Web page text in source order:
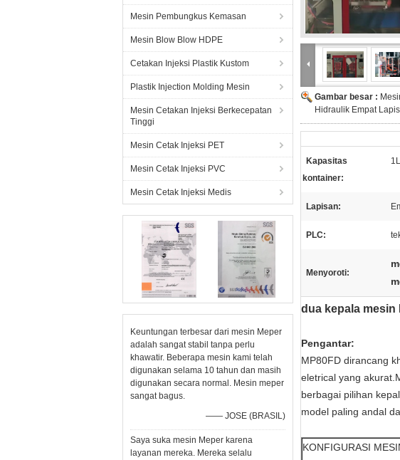
Mesin Pembungkus Kemasan
Mesin Blow Blow HDPE
Cetakan Injeksi Plastik Kustom
Plastik Injection Molding Mesin
Mesin Cetakan Injeksi Berkecepatan
Tinggi
Mesin Cetak Injeksi PET
Mesin Cetak Injeksi PVC
Mesin Cetak Injeksi Medis
Keuntungan terbesar dari mesin Meper
adalah sangat stabil tanpa perlu
khawatir. Beberapa mesin kami telah
digunakan selama 10 tahun dan masih
digunakan secara normal. Mesin meper
sangat bagus.
—— JOSE (BRASIL)
Saya suka mesin Meper karena
layanan mereka. Mereka selalu
Gambar besar :
Hidraulik Empat
Kapasitas
kontainer:
1L
Lapisan:
PLC:
Menyoroti:
dua kepala mesin
Pengantar:
MP80FD dirancang
eletrical yang
berbagai pilihan
model paling andal
KONFIGURASI